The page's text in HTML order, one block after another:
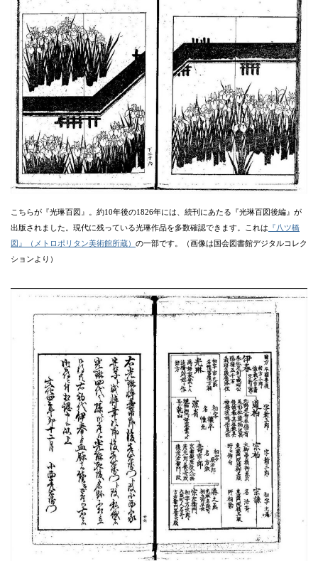
こちらが『光琳百図』。約10年後の1826年には、続刊にあたる『光琳百図後編』が
出版されました。現代に残っている光琳作品を多数確認できます。これは 『八ツ橋
図』（メトロポリタン美術館所蔵） の一部です。（画像は国会図書館デジタルコレク
ションより）